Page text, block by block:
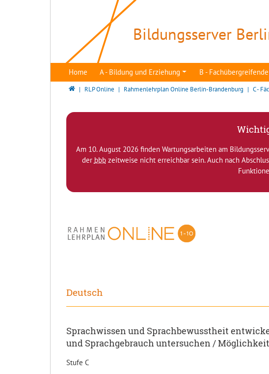
Bildungsserver
Home A - Bildung und Erziehung B -
Bildungsserver Berlin - Brandenburg
RLP Online Rahmenlehrplan Online Berlin-Brandenburg C -
Am 10. August 2026 finden Wartungsarbeiten am
der bbbzeitweise nicht erreichbar sein. Auch nach
Deutsch
Sprachwissen und Sprachbewusstheit
und Sprachgebrauch untersuchen /
Stufe C